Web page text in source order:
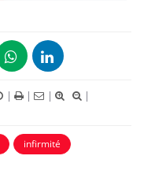
| | |
|
infirmité